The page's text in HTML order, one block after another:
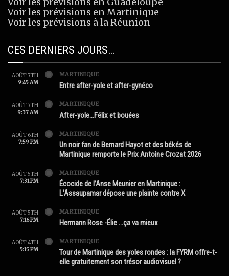
Voir les prévisions en Martinique
Voir les prévisions à la Réunion
CES DERNIERS JOURS…
AOÛT 7TH
9:45 AM
MARTINIQUE
Entre after-yole et after-gynéco
AOÛT 7TH
9:37 AM
MARTINIQUE
After-yole…Félix et bouées
AOÛT 6TH
7:59 PM
MARTINIQUE
Un noir fan de Bernard Hayot et des békés de
Martinique remporte le Prix Antoine Crozat 2026
AOÛT 5TH
7:31 PM
MARTINIQUE
Écocide de l’Anse Meunier en Martinique :
L’Assaupamar dépose une plainte contre X
AOÛT 5TH
7:16 PM
MARTINIQUE
Hermann Rose -Élie …ça va mieux
AOÛT 4TH
5:15 PM
MARTINIQUE
Tour de Martinique des yoles rondes : la FYRM offre-t-
elle gratuitement son trésor audiovisuel ?